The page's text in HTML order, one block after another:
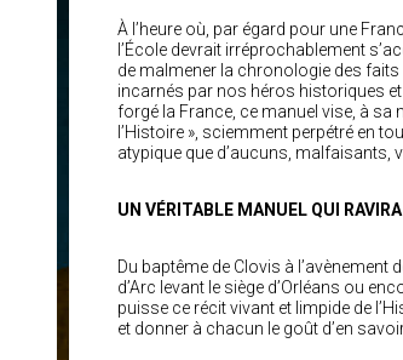
À l’heure où, par égard pour une
l’École devrait irréprochablement
de malmener la chronologie des
incarnés par nos héros historiques
forgé la France, ce manuel vise, à sa
l’Histoire », sciemment perpétré en
atypique que d’aucuns, malfaisants,
UN VÉRITABLE MANUEL QUI
Du baptême de Clovis à
d’Arc levant le siège d’Orléans ou
puisse ce récit vivant et limpide de
et donner à chacun le goût d’en